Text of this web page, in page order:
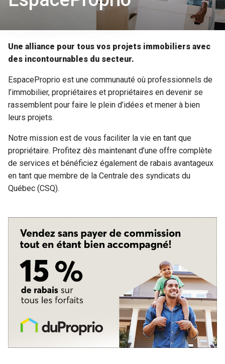
Une alliance pour tous vos projets immobiliers avec
des incontournables du secteur.
EspaceProprio est une communauté où professionnels de
l’immobilier, propriétaires et propriétaires en devenir se
rassemblent pour faire le plein d’idées et mener à bien
leurs projets.
Notre mission est de vous faciliter la vie en tant que
propriétaire. Profitez dès maintenant d’une offre complète
de services et bénéficiez également de rabais avantageux
en tant que membre de la Centrale des syndicats du
Québec (CSQ).